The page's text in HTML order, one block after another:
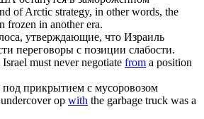
of Arctic strategy, in other words, the
frozen in another era.
утверждающие, что Израиль
переговоры с позиции слабости.
must never negotiate from a position
под прикрытием с мусоровозом
op with the garbage truck was a